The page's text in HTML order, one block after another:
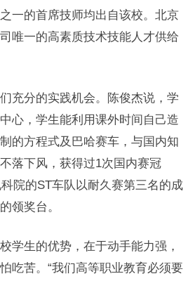
一的首席技师均出自该校。北京
唯一的高素质技术技能人才供给
充分的实践机会。陈俊杰说，学
心，学生能利用课外时间自己造
的方程式及巴哈赛车，与国内知
落下风，获得过1次国内赛冠
院的ST车队以耐久赛第三名的成
领奖台。
学生的优势，在于动手能力强，
吃苦。“我们高等职业教育必须要